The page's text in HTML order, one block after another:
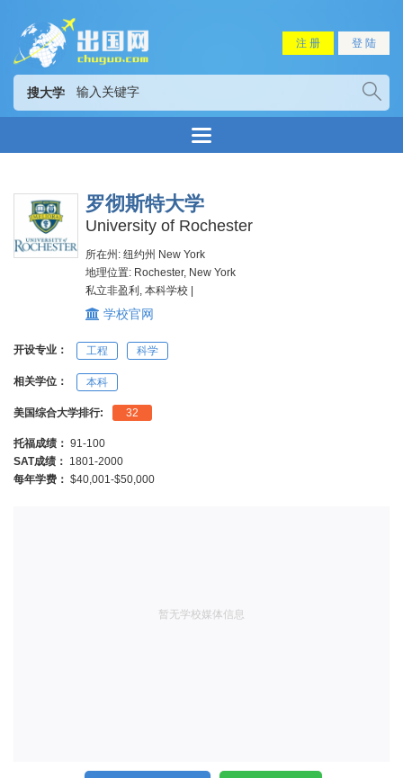
注 册 登 陆
搜大学
罗彻斯特大学
University of Rochester
所在州: 纽约州 New York
地理位置: Rochester, New York
私立非盈利, 本科学校 |
学校官网
开设专业： 工程 科学
相关学位： 本科
美国综合大学排行: 32
托福成绩： 91-100
SAT成绩： 1801-2000
每年学费： $40,001-$50,000
暂无学校媒体信息